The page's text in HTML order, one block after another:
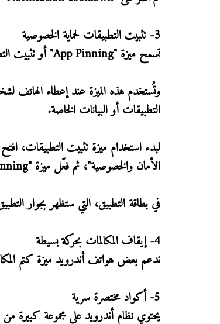
3- تثبيت التطبيقات لحماية الخصوصية
تسمح ميزة "App Pinning" أو تثبيت التطبيق بتشغيل تطبيق واحد فقط على الهاتف ومنع التنقل بين التطبيقات الأخرى.
وتُستخدم هذه الميزة عند إعطاء
التطبيقات أو البيانات الخاصة.
لبدء استخدام ميزة تثبيت التطبيقات،
الأمان والخصوصية"، ثم فعّل ميزة "App Pinning". وبعد تفعيل الميزة، افتح التطبيق، ثم انقر للتبديل بين التطبيقات.
في بطاقة التطبيق، التي ستظهر بجوار
4- إيقاف المكالمات بحركة بسيطة
تدعم بعض هواتف أندرويد ميزة كتم
5- أكواد مختصرة سرية
يحتوي نظام أندرويد على مجموعة كبيرة